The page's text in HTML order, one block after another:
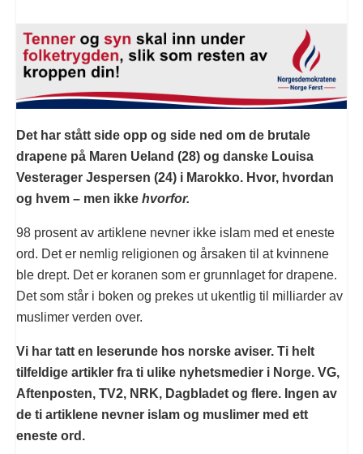
Det har stått side opp og side ned om de brutale
drapene på Maren Ueland (28) og danske Louisa
Vesterager Jespersen (24) i Marokko. Hvor, hvordan
og hvem – men ikke hvorfor.
98 prosent av artiklene nevner ikke islam med et eneste
ord. Det er nemlig religionen og årsaken til at kvinnene
ble drept. Det er koranen som er grunnlaget for drapene.
Det som står i boken og prekes ut ukentlig til milliarder av
muslimer verden over.
Vi har tatt en leserunde hos norske aviser. Ti helt
tilfeldige artikler fra ti ulike nyhetsmedier i Norge. VG,
Aftenposten, TV2, NRK, Dagbladet og flere. Ingen av
de ti artiklene nevner islam og muslimer med ett
eneste ord.